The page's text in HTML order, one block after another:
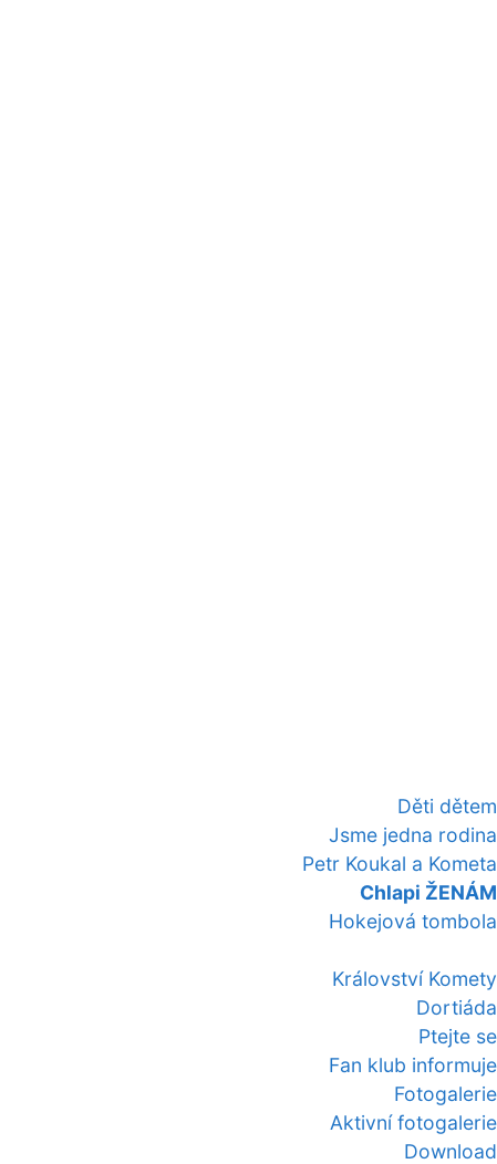
Děti dětem
Jsme jedna rodina
Petr Koukal a Kometa
Chlapi ŽENÁM
Hokejová tombola
Království Komety
Dortiáda
Ptejte se
Fan klub informuje
Fotogalerie
Aktivní fotogalerie
Download